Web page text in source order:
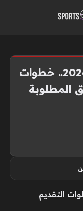
شقق الإسكان الاجتماعي 2026.. خطوات
المطلوبة
2026.. خطوات التقديم